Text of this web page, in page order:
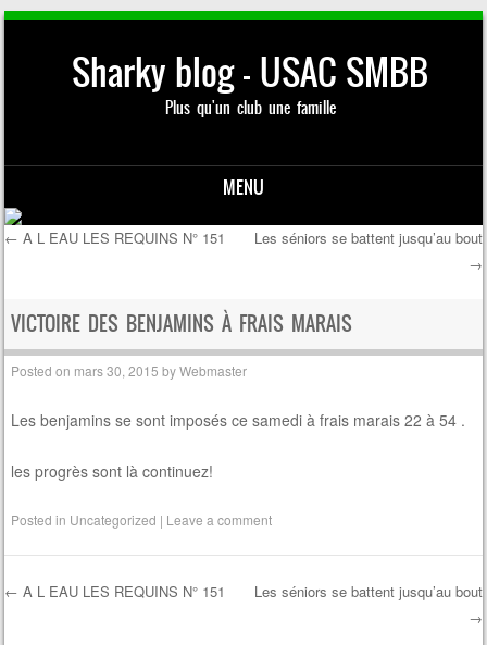
Sharky blog – USAC SMBB
Plus qu'un club une famille
MENU
Skip to content
← A L EAU LES REQUINS N° 151
Les séniors se battent jusqu’au bout
→
VICTOIRE DES BENJAMINS À FRAIS MARAIS
Posted on mars 30, 2015 byWebmaster
Les benjamins se sont imposés ce samedi à frais marais 22 à 54 .
les progrès sont là continuez!
Posted in Uncategorized | Leave a comment
← A L EAU LES REQUINS N° 151
Les séniors se battent jusqu’au bout
→